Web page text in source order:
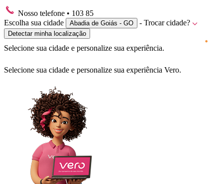
Nosso telefone • 103 85
Escolha sua cidade
Abadia de Goiás - GO - Trocar cidade?
Detectar minha localização
Selecione sua cidade e personalize sua experiência.
Selecione sua cidade e personalize sua experiência Vero.